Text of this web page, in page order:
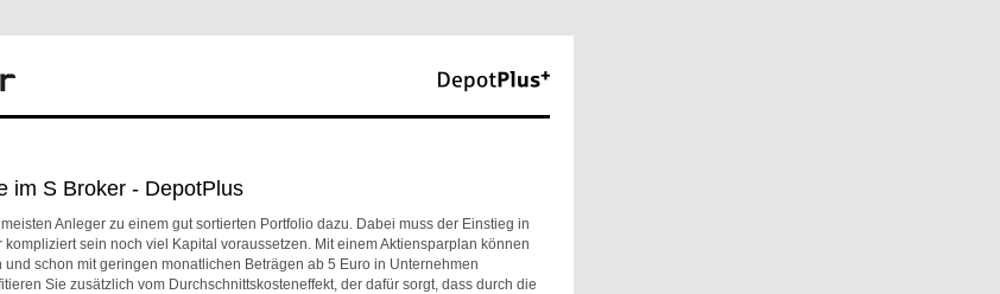
im S Broker - DepotPlus
Anleger zu einem gut sortierten Portfolio dazu. Dabei muss der Einstieg in
kompliziert sein noch viel Kapital voraussetzen. Mit einem Aktiensparplan können
schon mit geringen monatlichen Beträgen ab 5 Euro in Unternehmen
Sie zusätzlich vom Durchschnittskosteneffekt, der dafür sorgt, dass durch die